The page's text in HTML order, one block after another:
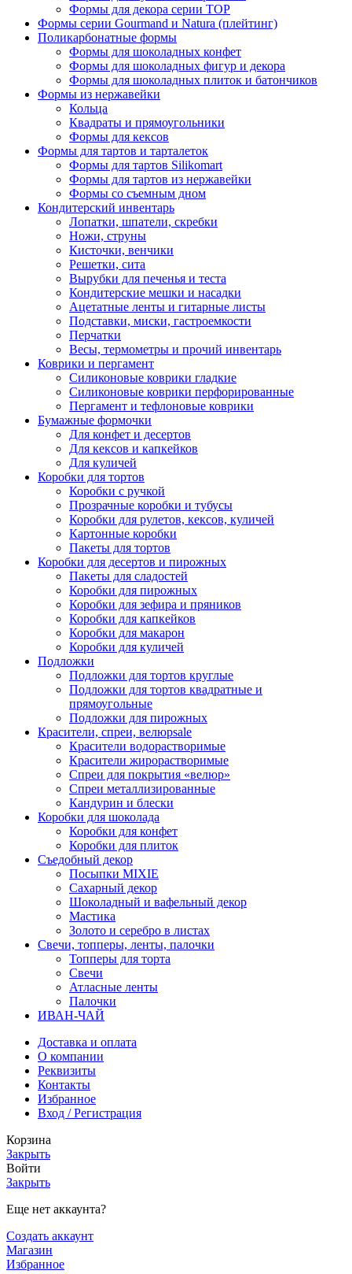
Формы для декора серии TOP
Формы серии Gourmand и Natura (плейтинг)
Поликарбонатные формы
Формы для шоколадных конфет
Формы для шоколадных фигур и декора
Формы для шоколадных плиток и батончиков
Формы из нержавейки
Кольца
Квадраты и прямоугольники
Формы для кексов
Формы для тартов и тарталеток
Формы для тартов Silikomart
Формы для тартов из нержавейки
Формы со съемным дном
Кондитерский инвентарь
Лопатки, шпатели, скребки
Ножи, струны
Кисточки, венчики
Решетки, сита
Вырубки для печенья и теста
Кондитерские мешки и насадки
Ацетатные ленты и гитарные листы
Подставки, миски, гастроемкости
Перчатки
Весы, термометры и прочий инвентарь
Коврики и пергамент
Силиконовые коврики гладкие
Силиконовые коврики перфорированные
Пергамент и тефлоновые коврики
Бумажные формочки
Для конфет и десертов
Для кексов и капкейков
Для куличей
Коробки для тортов
Коробки с ручкой
Прозрачные коробки и тубусы
Коробки для рулетов, кексов, куличей
Картонные коробки
Пакеты для тортов
Коробки для десертов и пирожных
Пакеты для сладостей
Коробки для пирожных
Коробки для зефира и пряников
Коробки для капкейков
Коробки для макарон
Коробки для куличей
Подложки
Подложки для тортов круглые
Подложки для тортов квадратные и
прямоугольные
Подложки для пирожных
Красители, спреи, велюрsale
Красители водорастворимые
Красители жирорастворимые
Спреи для покрытия «велюр»
Спреи металлизированные
Кандурин и блески
Коробки для шоколада
Коробки для конфет
Коробки для плиток
Съедобный декор
Посыпки MIXIE
Сахарный декор
Шоколадный и вафельный декор
Мастика
Золото и серебро в листах
Свечи, топперы, ленты, палочки
Топперы для торта
Свечи
Атласные ленты
Палочки
ИВАН-ЧАЙ
Доставка и оплата
О компании
Реквизиты
Контакты
Избранное
Вход / Регистрация
Корзина
Закрыть
Войти
Закрыть
Еще нет аккаунта?
Создать аккаунт
Магазин
Избранное